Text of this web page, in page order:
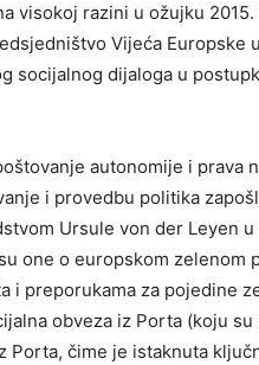
visokoj razini u ožujku 2015.
Vijeća Europske
socijalnog dijaloga u
autonomije i prava
i provedbu politika
Ursule von der Leyen u
one o europskom zelenom
i preporukama za pojedine
obveza iz Porta (koju su
Porta, čime je istaknuta